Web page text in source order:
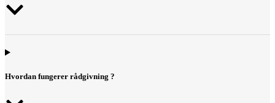
Hvordan fungerer rådgivning ?